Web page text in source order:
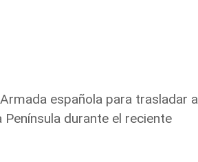
española para trasladar a
durante el reciente